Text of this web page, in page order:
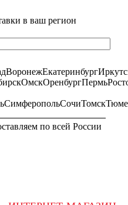
в ваш регион
ВоронежЕкатеринбург
ОмскОренбургПермь
СимферопольСочиТомск
по всей России